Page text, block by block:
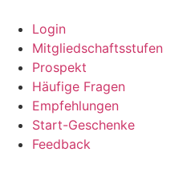
Inhalt
springen
Login
Mitgliedschaftsstufen
Prospekt
Häufige Fragen
Empfehlungen
Start-Geschenke
Feedback